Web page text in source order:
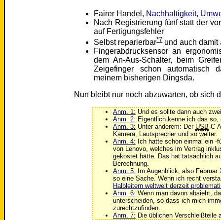
Fairer Handel, Nachhaltigkeit,
Nach Registrierung fünf statt der
auf Fertigungsfehler
Selbst reparierbar*7und auch damit
Fingerabdrucksensor an
dem An-Aus-Schalter, beim
Zeigefinger schon automatisch
meinem bisherigen Dingsda.
Nun bleibt nur noch abzuwarten, ob sich
Anm. 1: Und es sollte dann auch
Anm. 2: Eigentlich kenne ich das
Anm. 3: Unter anderem: Der USB-C-
Kamera, Lautsprecher und so weiter.
Anm. 4: Ich hatte schon einmal ein -
von Lenovo, welches im Vertrag
gekostet hätte. Das hat tatsächlich
Berechnung.
Anm. 5: Im Augenblick, also
so eine Sache. Wenn ich recht
Halbleitern weltweit derzeit
Anm. 6: Wenn man davon absieht,
unterscheiden, so dass ich mich
zurechtzufinden.
Anm. 7: Die üblichen Verschleißteile